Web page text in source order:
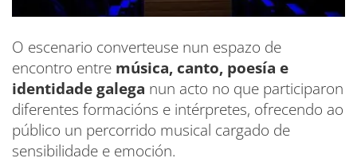
O escenario converteuse nun espazo de
encontro entre música, canto, poesía e
identidade galega nun acto no que participaron
diferentes formacións e intérpretes, ofrecendo ao
público un percorrido musical cargado de
sensibilidade e emoción.